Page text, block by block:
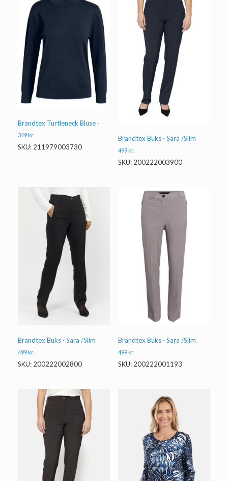
Brandtex Turtleneck Bluse ·
349 kr.
SKU: 211979003730
Brandtex Buks · Sara /Slim
499 kr.
SKU: 200222003900
Brandtex Buks · Sara /Slim
499 kr.
SKU: 200222002800
Brandtex Buks · Sara /Slim
499 kr.
SKU: 200222001193